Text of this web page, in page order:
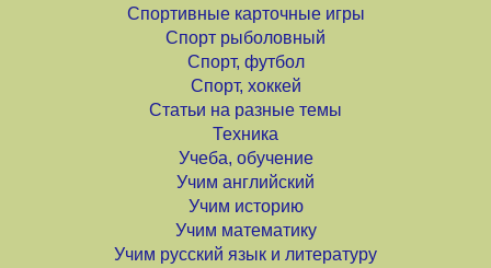
Спортивные карточные игры
Спорт рыболовный
Спорт, футбол
Спорт, хоккей
Статьи на разные темы
Техника
Учеба, обучение
Учим английский
Учим историю
Учим математику
Учим русский язык и литературу